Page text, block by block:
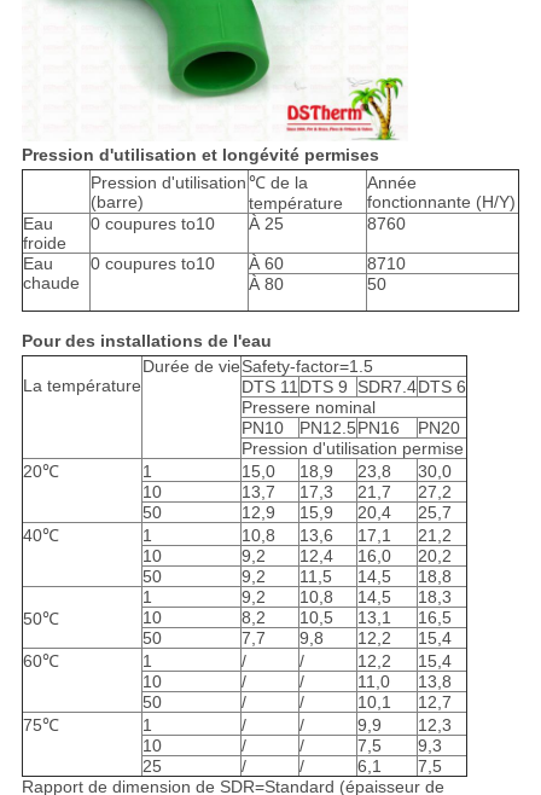
Pression d'utilisation et longévité permises
Pression d'utilisation
(barre)
℃ de la
température
Année
fonctionnante (H/Y)
Eau
froide
0 coupures to10 À 25 8760
Eau
chaude
0 coupures to10 À 60
8710
À 80
50
Pour des installations de l'eau
La température
Durée de vieSafety-factor=1.5
DTS 11 DTS 9 SDR7.4DTS 6
Pressere nominal
PN10
PN12.5PN16
PN20
Pression d'utilisation permise
20℃
1 15,0 18,9 23,8
30,0
10
13,7 17,3 21,7
27,2
50
12,9 15,9 20,4
25,7
40℃
1 10,8 13,6 17,1
21,2
10
9,2 12,4 16,0
20,2
50
9,2 11,5 14,5 18,8
50℃
1 9,2 10,8 14,5
18,3
10
8,2 10,5 13,1
16,5
50
7,7 9,8 12,2
15,4
60℃
1 / / 12,2
15,4
10
/ / 11,0
13,8
50
/ / 10,1
12,7
75℃
1 / / 9,9
12,3
10
/ / 7,5
9,3
25
/ / 6,1
7,5
Rapport de dimension de SDR=Standard (épaisseur de